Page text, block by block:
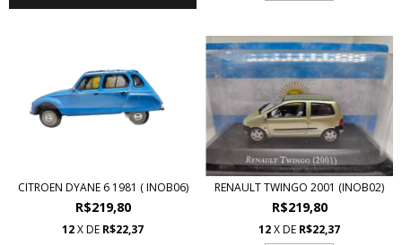
CITROEN DYANE 6 1981 ( INOB06)
R$219,80
12X DE R$22,37
RENAULT TWINGO 2001 (INOB02)
R$219,80
12X DE R$22,37